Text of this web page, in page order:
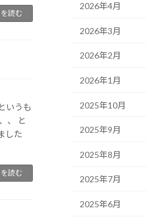
読む
いうも
、 と
した
読む
2026年4月
2026年3月
2026年2月
2026年1月
2025年10月
2025年9月
2025年8月
2025年7月
2025年6月